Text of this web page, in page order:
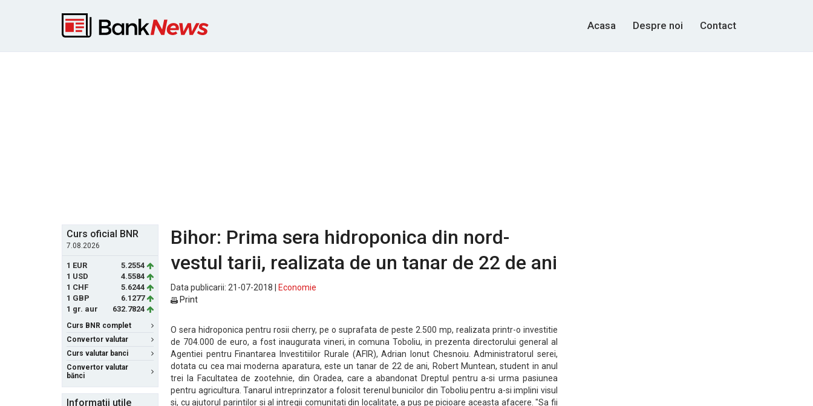
Acasa Despre noi Contact
Curs oficial BNR
7.08.2026
1 EUR
5.2554
1 USD
4.5584
1 CHF
5.6244
1 GBP
6.1277
1 gr. aur
632.7824
Curs BNR complet
Convertor valutar
Curs valutar banci
Convertor valutar
bănci
Informatii utile
Bihor: Prima sera hidroponica din nord-
vestul tarii, realizata de un tanar de 22 de ani
Data publicarii: 21-07-2018 |
Economie
Print
O sera hidroponica pentru rosii cherry, pe o suprafata de peste 2.500 mp, realizata printr-o investitie
de 704.000 de euro, a fost inaugurata vineri, in comuna Toboliu, in prezenta directorului general al
Agentiei pentru Finantarea Investitiilor Rurale (AFIR), Adrian Ionut Chesnoiu. Administratorul serei,
dotata cu cea mai moderna aparatura, este un tanar de 22 de ani, Robert Muntean, student in anul
trei la Facultatea de zootehnie, din Oradea, care a abandonat Dreptul pentru a-si urma pasiunea
pentru agricultura. Tanarul intreprinzator a folosit terenul bunicilor din Toboliu pentru a-si implini visul
si, cu ajutorul parintilor si al intregii comunitati din localitate, a pus pe picioare aceasta afacere. "Sa fii